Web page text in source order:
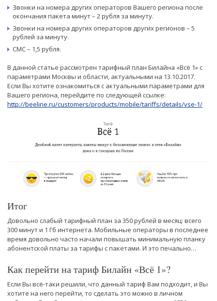
Звонки на номера других операторов Вашего региона после
окончания пакета минут – 2 рубля за минуту.
Звонки на номера других операторов других регионов – 5
рублей за минуту.
СМС – 1,5 рубля.
В данной статье рассмотрен тарифный план Билайна «Всё 1» с
параметрами Москвы и области, актуальными на 13.10.2017.
Если Вы хотите ознакомиться с актуальными параметрами для
Вашего региона, перейдите по следующей ссылке:
http://beeline.ru/customers/products/mobile/tariffs/details/vse-1/
Итог
Довольно слабый тарифный план за 350 рублей в месяц: всего
300 минут и 1 Гб интернета. Мобильные операторы в последнее
время довольно часто начали повышать минимальную планку
абонентской платы за тарифы с пакетами. И это печально…
Как перейти на тариф Билайн «Всё 1»?
Если Вы всё-таки решили, что данный тариф Вам подходит, и Вы
хотите на него перейти, то сделать это можно в личном